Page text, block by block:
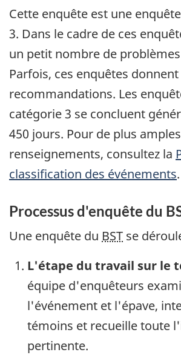
Cette enquête est une
3. Dans le cadre de ces
un petit nombre de
Parfois, ces enquêtes
recommandations. Les
catégorie 3 se concluent
450 jours. Pour de plus amples
renseignements, consultez la
classification des événements.
Processus d'enquête du
Une enquête du BST se
L'étape du travail sur le
équipe d'enquêteurs
l'événement et l'épave,
témoins et recueille toute
pertinente.